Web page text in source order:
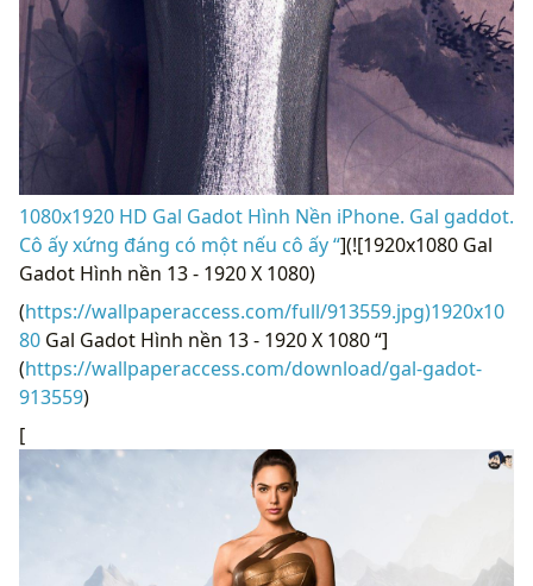
1080x1920 HD Gal Gadot Hình Nền iPhone. Gal gaddot.
Cô ấy xứng đáng có một nếu cô ấy “](![1920x1080 Gal
Gadot Hình nền 13 - 1920 X 1080)
(https://wallpaperaccess.com/full/913559.jpg)1920x10
80 Gal Gadot Hình nền 13 - 1920 X 1080 “]
(https://wallpaperaccess.com/download/gal-gadot-
913559)
[